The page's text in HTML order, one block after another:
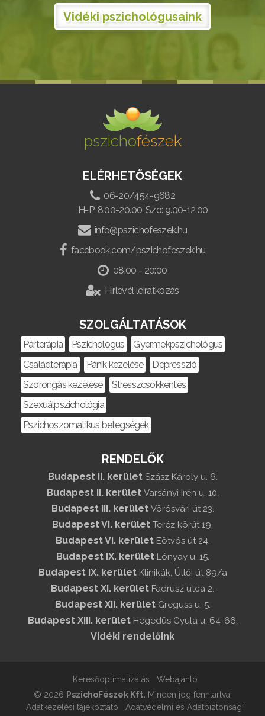
Vidéki pszichológusaink
pszichofészek
ELÉRHETŐSÉGEK
06-20/454-9682
H-P: 8.00-20.00, Szo: 9.00-12.00
info@pszichofeszek.hu
facebook.com/pszichofeszek.hu
08:00 - 20:00
Hírlevél leiratkozás
SZOLGÁLTATÁSOK
Párterápia Pszichológus
Gyermekpszichológus
Családterápia
Pánik kezelése
Depresszió
Szorongás kezelése
Stresszcsökkentés
Szexuálpszichológia
Pszichoszomatikus betegségek
RENDELŐK
Budapest II. kerület Szász Károly u. 6.
Budapest II. kerület Varsányi Irén u. 10.
Budapest III. kerület Vörösvári út 23.
Budapest VI. kerület Teréz körút 19.
Budapest VI. kerület Eötvös út 24.
Budapest IX. kerület Lónyay u. 15.
Budapest IX. kerület Klinikák, Üllői út 89/a
Budapest XI. kerület Fadrusz utca 2.
Budapest XII. kerület Greguss u. 5.
Budapest XIII. kerület Hegedűs Gyula u. 64-66.
Vidéki rendelőink
Keresőoptimalizálás
Webajánló
© 2026 PszichoFészek Kft. Minden jog fenntartva!
Adatkezelési tájékoztató
Adatvédelmi és Adatbiztonsági